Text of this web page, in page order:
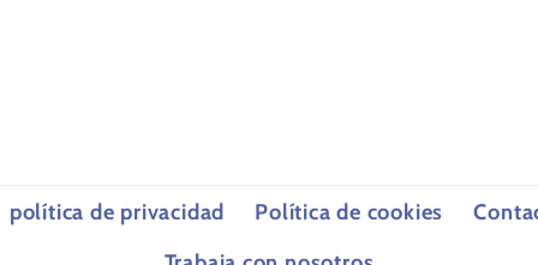
política de privacidad Política de cookies